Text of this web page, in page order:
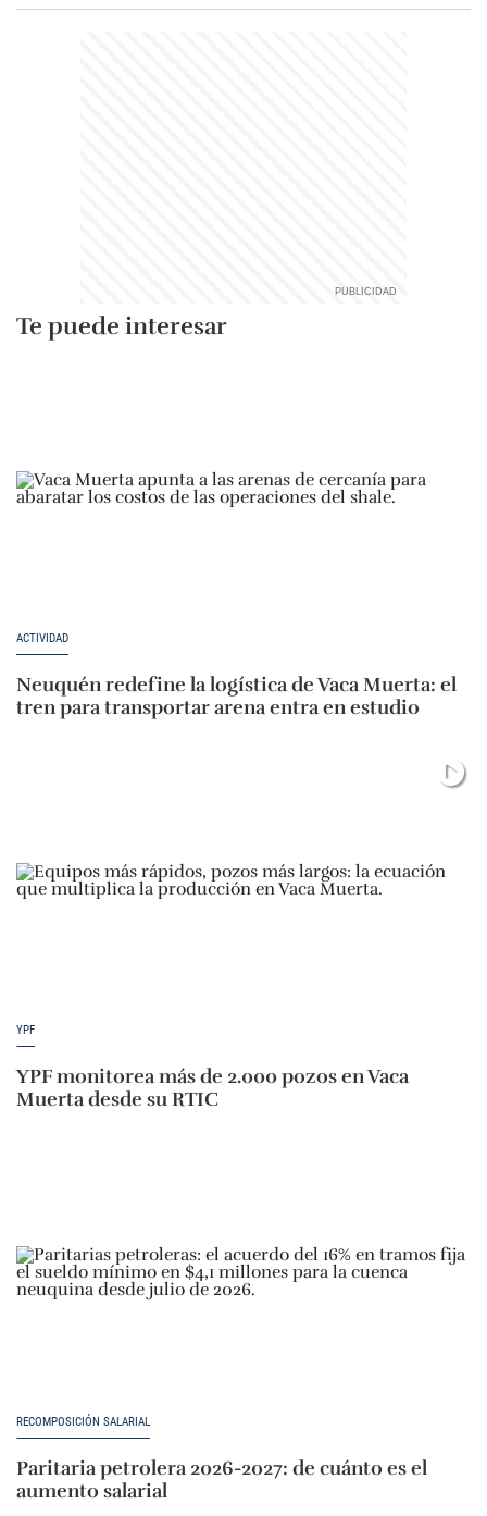
Te puede interesar
ACTIVIDAD
Neuquén redefine la logística de Vaca Muerta: el
tren para transportar arena entra en estudio
YPF
YPF monitorea más de 2.000 pozos en Vaca
Muerta desde su RTIC
RECOMPOSICIÓN SALARIAL
Paritaria petrolera 2026-2027: de cuánto es el
aumento salarial